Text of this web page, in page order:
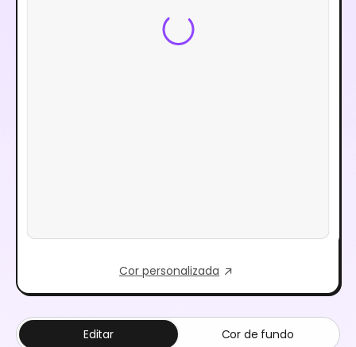
Cor personalizada
Editar Cor de fundo